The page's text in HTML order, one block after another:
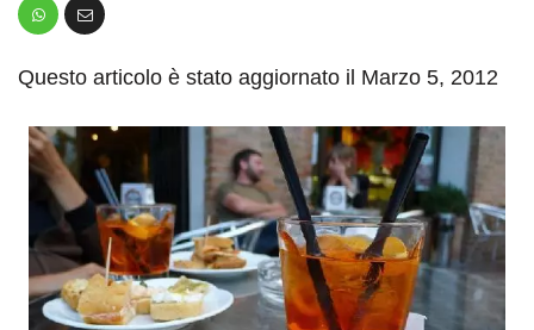
Questo articolo è stato aggiornato il Marzo 5, 2012